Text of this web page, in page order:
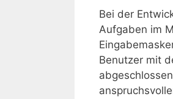
Bei der
Aufgaben im
Benutzer mit